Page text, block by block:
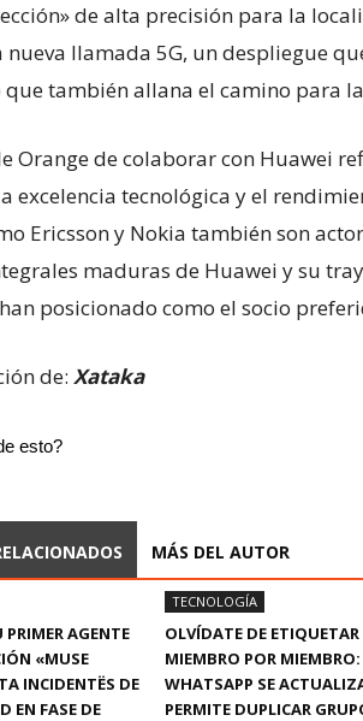
de alta precisión para la
nueva llamada 5G, un despliegue
que también allana el camino para
Orange de colaborar con Huawei
excelencia tecnológica y el
Ericsson y Nokia también son
maduras de Huawei y su
posicionado como el socio
de: Xataka
esto?
MÁS DEL AUTOR
AGENTE
«MUSE
INCIDENTËS DE
EN FASE DE
TECNOLOGÍA
OLVÍDATE DE ETIQUETAR
MIEMBRO POR MIEMBRO:
WHATSAPP SE
PERMITE DUPLICAR